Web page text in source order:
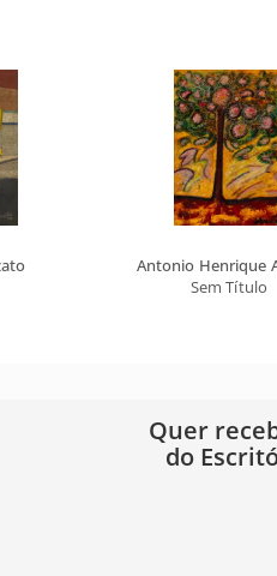
Antonio Henrique
Sem Título
Quer
do